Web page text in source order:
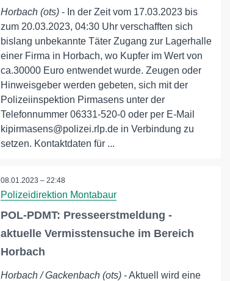
Horbach (ots)- In der Zeit vom 17.03.2023 bis
zum 20.03.2023, 04:30 Uhr verschafften sich
bislang unbekannte Täter Zugang zur Lagerhalle
einer Firma in Horbach, wo Kupfer im Wert von
ca.30000 Euro entwendet wurde. Zeugen oder
Hinweisgeber werden gebeten, sich mit der
Polizeiinspektion Pirmasens unter der
Telefonnummer 06331-520-0 oder per E-Mail
kipirmasens@polizei.rlp.de in Verbindung zu
setzen. Kontaktdaten für ...
08.01.2023 – 22:48
Polizeidirektion Montabaur
POL-PDMT: Presseerstmeldung -
aktuelle Vermisstensuche im Bereich
Horbach
Horbach / Gackenbach (ots)- Aktuell wird eine